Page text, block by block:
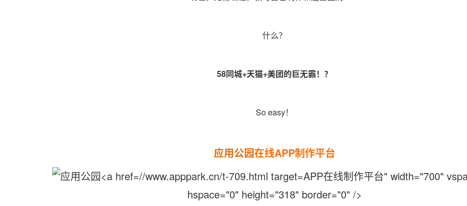
什么？
58同城+天猫+美团的巨无霸！？
So easy！
应用公园在线APP制作平台
APP在线制作平台" width="700"
hspace="0" height="318" border="0" />